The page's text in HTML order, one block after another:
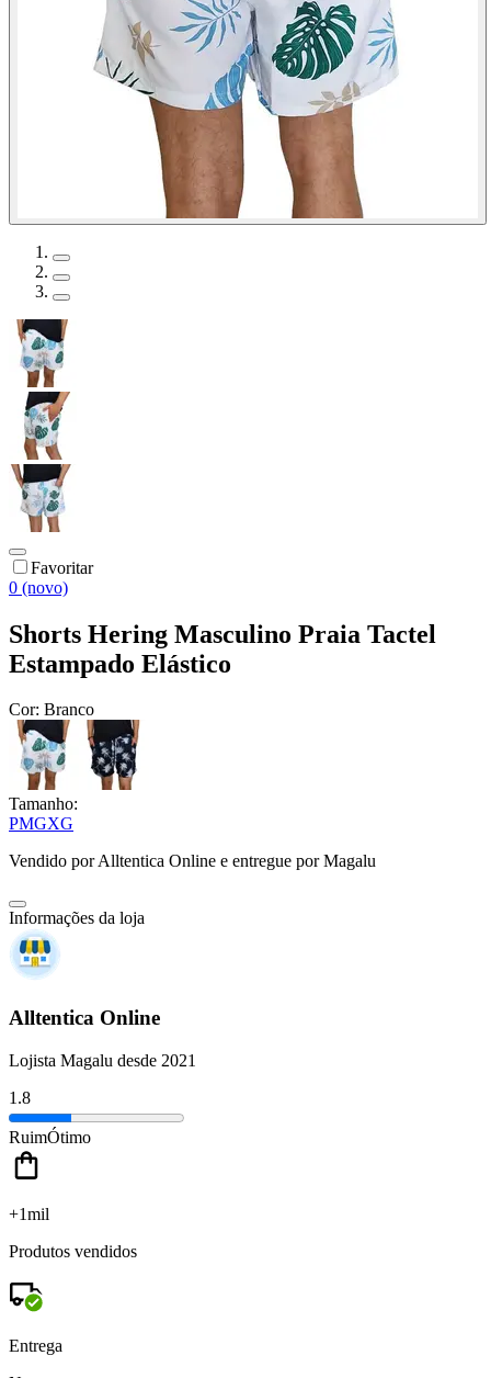
Favoritar
0 (novo)
Shorts Hering Masculino Praia Tactel
Estampado Elástico
Cor: Branco
Tamanho:
PMGXG
Vendido porAlltentica Online e entregue por Magalu
Informações da loja
Alltentica Online
Lojista Magalu desde 2021
1.8
RuimÓtimo
+1mil
Produtos vendidos
Entrega